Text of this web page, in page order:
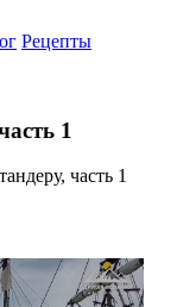
Рецепты
1
часть 1